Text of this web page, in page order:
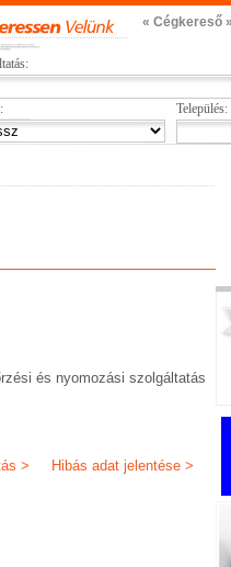
« Cégkereső »
Település:
és nyomozási szolgáltatás
Hibás adat jelentése >
>